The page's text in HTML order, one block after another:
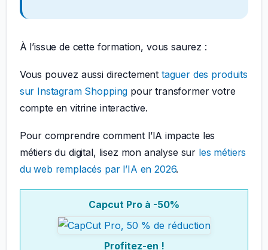
À l’issue de cette formation, vous saurez :
Vous pouvez aussi directement taguer des produits
sur Instagram Shopping pour transformer votre
compte en vitrine interactive.
Pour comprendre comment l’IA impacte les
métiers du digital, lisez mon analyse sur les métiers
du web remplacés par l’IA en 2026.
Capcut Pro à -50%
Profitez-en !